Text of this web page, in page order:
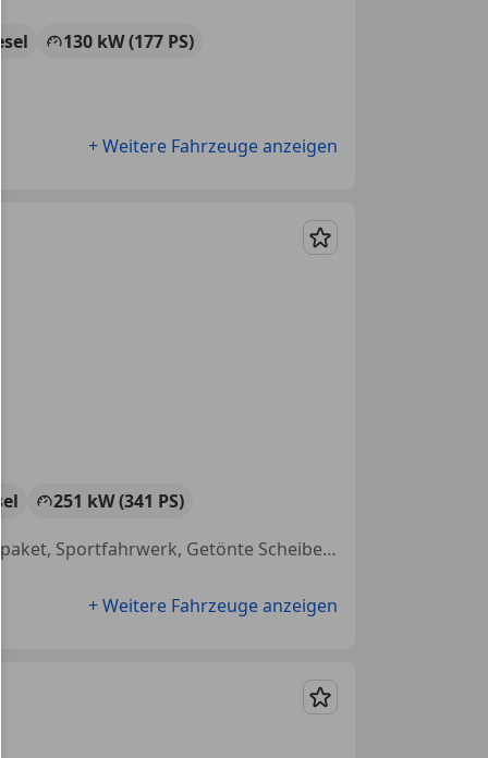
130 kW (177 PS)
+ Weitere Fahrzeuge anzeigen
Merken
251 kW (341 PS)
Head-up display, Panoramadach, Sitzheizung, Elektrische Sitze, Sportpaket, Sportfahrwerk, Getönte Scheiben, Beheizbares Lenkrad
+ Weitere Fahrzeuge anzeigen
Merken